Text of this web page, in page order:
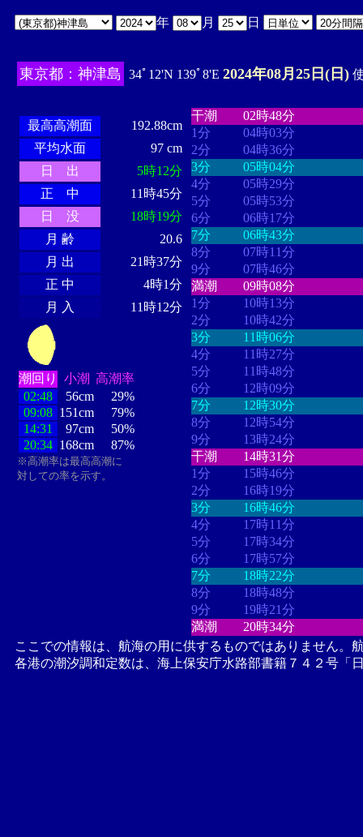
年 月 日
東京都：神津島 34ﾟ12'N 139ﾟ8'E 2024年08月25日(日)
最高高潮面
192.88cm
平均水面
97 cm
日 出
5時12分
正 中
11時45分
日 没
18時19分
月 齢
20.6
月 出
21時37分
正 中
4時1分
月 入
11時12分
潮回り 小潮 高潮率
02:48
56cm
29%
09:08 151cm
79%
14:31
97cm
50%
20:34 168cm 87%
※高潮率は最高高潮に
対しての率を示す。
干潮
02時48分
1分
04時03分
2分
04時36分
3分
05時04分
4分
05時29分
5分
05時53分
6分
06時17分
7分
06時43分
8分
07時11分
9分
07時46分
満潮
09時08分
1分
10時13分
2分
10時42分
3分
11時06分
4分
11時27分
5分
11時48分
6分
12時09分
7分
12時30分
8分
12時54分
9分
13時24分
干潮
14時31分
1分
15時46分
2分
16時19分
3分
16時46分
4分
17時11分
5分
17時34分
6分
17時57分
7分
18時22分
8分
18時48分
9分
19時21分
満潮
20時34分
ここでの情報は、航海の用に供するものではありません。
各港の潮汐調和定数は、海上保安庁水路部書籍７４２号「